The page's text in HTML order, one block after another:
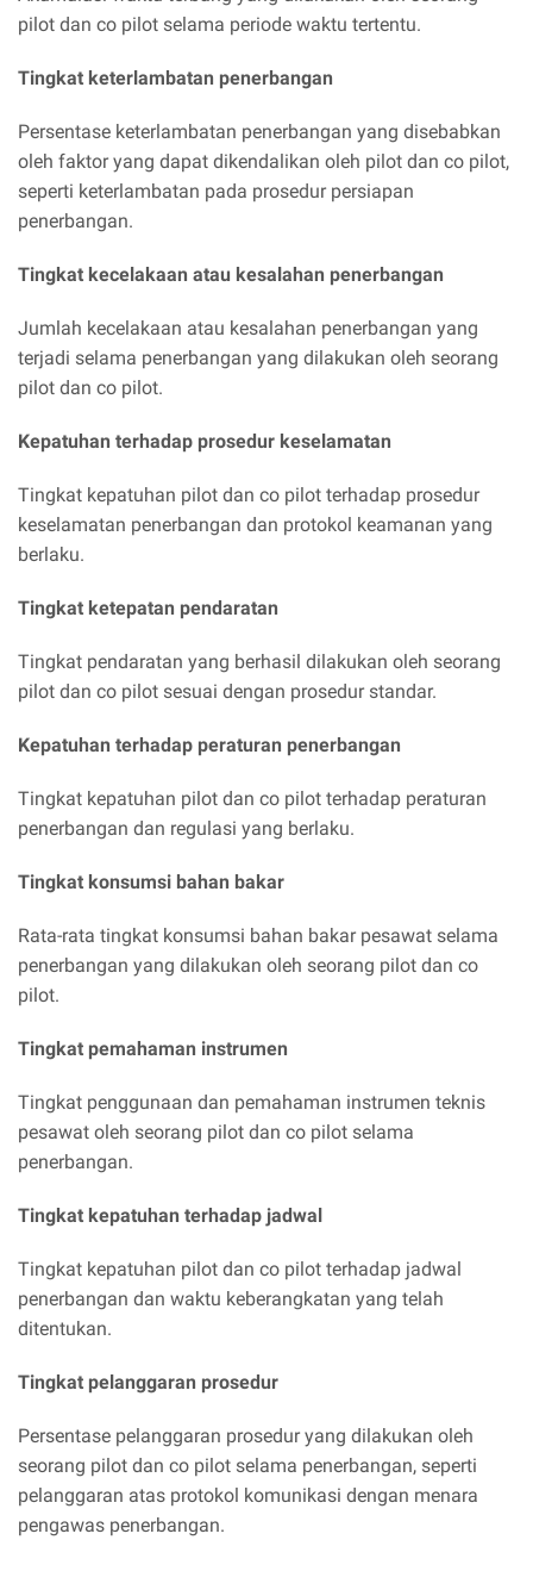
pilot dan co pilot selama periode waktu tertentu.
Tingkat keterlambatan penerbangan
Persentase keterlambatan penerbangan yang disebabkan
oleh faktor yang dapat dikendalikan oleh pilot dan co pilot,
seperti keterlambatan pada prosedur persiapan
penerbangan.
Tingkat kecelakaan atau kesalahan penerbangan
Jumlah kecelakaan atau kesalahan penerbangan yang
terjadi selama penerbangan yang dilakukan oleh seorang
pilot dan co pilot.
Kepatuhan terhadap prosedur keselamatan
Tingkat kepatuhan pilot dan co pilot terhadap prosedur
keselamatan penerbangan dan protokol keamanan yang
berlaku.
Tingkat ketepatan pendaratan
Tingkat pendaratan yang berhasil dilakukan oleh seorang
pilot dan co pilot sesuai dengan prosedur standar.
Kepatuhan terhadap peraturan penerbangan
Tingkat kepatuhan pilot dan co pilot terhadap peraturan
penerbangan dan regulasi yang berlaku.
Tingkat konsumsi bahan bakar
Rata-rata tingkat konsumsi bahan bakar pesawat selama
penerbangan yang dilakukan oleh seorang pilot dan co
pilot.
Tingkat pemahaman instrumen
Tingkat penggunaan dan pemahaman instrumen teknis
pesawat oleh seorang pilot dan co pilot selama
penerbangan.
Tingkat kepatuhan terhadap jadwal
Tingkat kepatuhan pilot dan co pilot terhadap jadwal
penerbangan dan waktu keberangkatan yang telah
ditentukan.
Tingkat pelanggaran prosedur
Persentase pelanggaran prosedur yang dilakukan oleh
seorang pilot dan co pilot selama penerbangan, seperti
pelanggaran atas protokol komunikasi dengan menara
pengawas penerbangan.